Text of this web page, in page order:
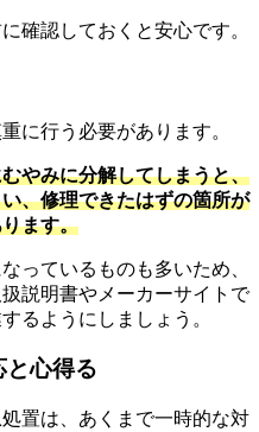
確認しておくと安心です。
に行う必要があります。
やみに分解してしまうと、
、修理できたはずの箇所が
ます。
っているものも多いため、
説明書やメーカーサイトで
るようにしましょう。
心得る
置は、あくまで一時的な対